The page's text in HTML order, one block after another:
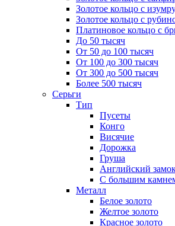
Золотое кольцо с
Золотое кольцо с
Платиновое кольцо с
До 50 тысяч
От 50 до 100 тысяч
От 100 до 300 тысяч
От 300 до 500 тысяч
Более 500 тысяч
Серьги
Тип
Пусеты
Конго
Висячие
Дорожка
Груша
Английский
С большим
Металл
Белое золото
Желтое золото
Красное золото